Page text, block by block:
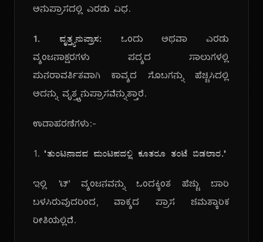
ಅನುಪ್ರಾಸದಲ್ಲಿ ಎರಡು ವಿಧ.
1. ವೃತ್ತ್ಯನುಪ್ರಾಸ:ಒಂದು ಅಥವಾ ಎರಡು
ವ್ಯಂಜನಾಕ್ಷರಗಳು ಪದ್ಯದ ಸಾಲುಗಳಲ್ಲಿ
ಪುನರಾವರ್ತಿತವಾಗಿ ಕಾವ್ಯದ ಸೊಬಗನ್ನು ಹೆಚ್ಚಿಸಿದಲ್ಲಿ
ಅದನ್ನು ವೃತ್ತ್ಯನುಪ್ರಾಸವೆನ್ನುತ್ತಾರೆ.
ಉದಾಹರಣೆಗಳು:-
1. "ತುಂಟನಾದವ ಮಂಟಪದಲ್ಲಿ ಕೂತರೂ ತಂಟೆ ಬಿಡಲಾರ."
ಇಲ್ಲಿ 'ಟ್' ವ್ಯಂಜನವನ್ನು ಒಂದಕ್ಕಿಂತ ಹೆಚ್ಚು ಬಾರಿ
ಬಳಸಿರುವುದರಿಂದ, ವಾಕ್ಯದ ಪ್ರಾಸ ಚಮತ್ಕಾರಿಕ
ರೀತಿಯಲ್ಲಿದೆ.